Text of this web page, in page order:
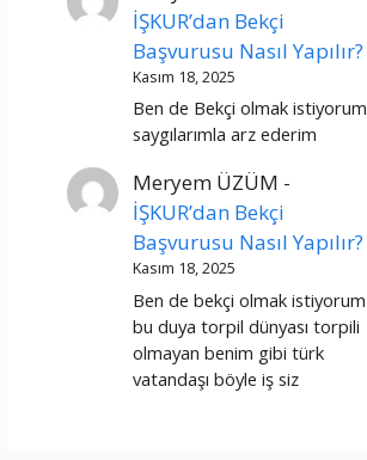
İŞKUR’dan Bekçi
Başvurusu Nasıl Yapılır?
Kasım 18, 2025
Ben de Bekçi olmak istiyorum
saygılarımla arz ederim
Meryem ÜZÜM -
İŞKUR’dan Bekçi
Başvurusu Nasıl Yapılır?
Kasım 18, 2025
Ben de bekçi olmak istiyorum
bu duya torpil dünyası torpili
olmayan benim gibi türk
vatandaşı böyle iş siz